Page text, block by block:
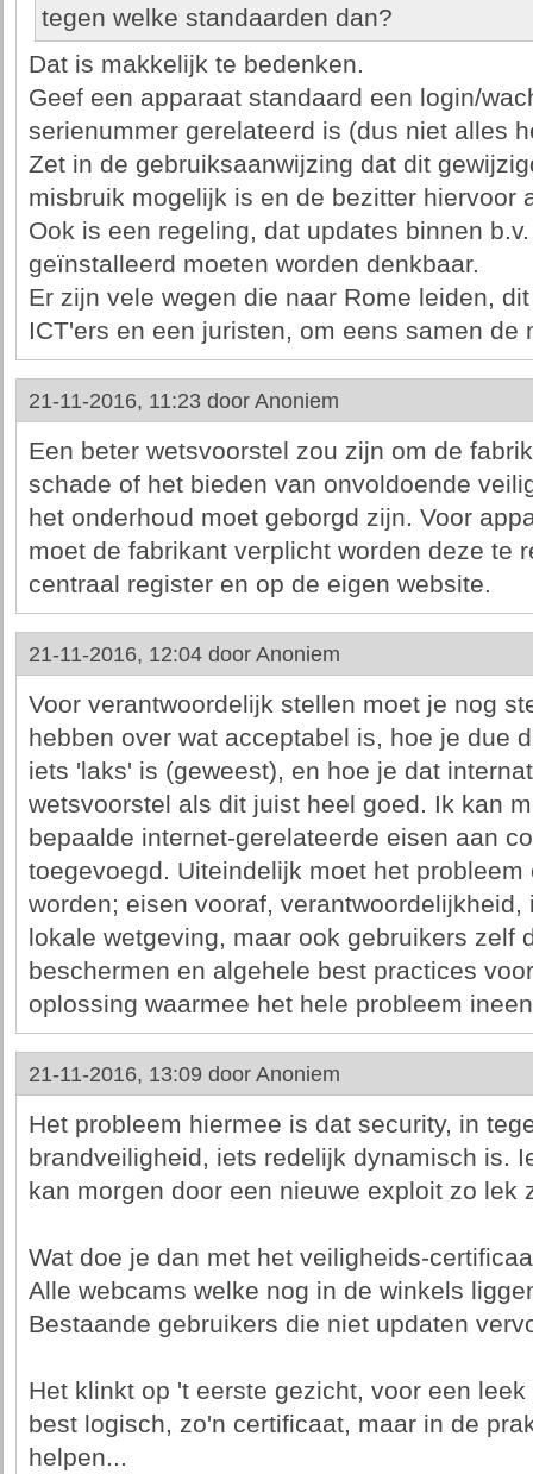
tegen welke standaarden dan?
Dat is makkelijk te bedenken.
Geef een apparaat standaard een login/
serienummer gerelateerd is (dus niet alles
Zet in de gebruiksaanwijzing dat dit
misbruik mogelijk is en de bezitter hiervoor
Ook is een regeling, dat updates binnen
geïnstalleerd moeten worden denkbaar.
Er zijn vele wegen die naar Rome leiden,
ICT'ers en een juristen, om eens samen de
21-11-2016, 11:23 door Anoniem
Een beter wetsvoorstel zou zijn om de
schade of het bieden van onvoldoende
het onderhoud moet geborgd zijn. Voor
moet de fabrikant verplicht worden deze te
centraal register en op de eigen website.
21-11-2016, 12:04 door Anoniem
Voor verantwoordelijk stellen moet je nog
hebben over wat acceptabel is, hoe je due
iets 'laks' is (geweest), en hoe je dat
wetsvoorstel als dit juist heel goed. Ik kan
bepaalde internet-gerelateerde eisen aan
toegevoegd. Uiteindelijk moet het
worden; eisen vooraf,
lokale wetgeving, maar ook gebruikers zelf
beschermen en algehele best practices
oplossing waarmee het hele probleem
21-11-2016, 13:09 door Anoniem
Het probleem hiermee is dat security, in
brandveiligheid, iets redelijk dynamisch is.
kan morgen door een nieuwe exploit zo lek
Wat doe je dan met het veiligheids-
Alle webcams welke nog in de winkels
Bestaande gebruikers die niet updaten
Het klinkt op 't eerste gezicht, voor een
best logisch, zo'n certificaat, maar in de
helpen...